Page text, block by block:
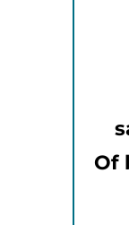
Of